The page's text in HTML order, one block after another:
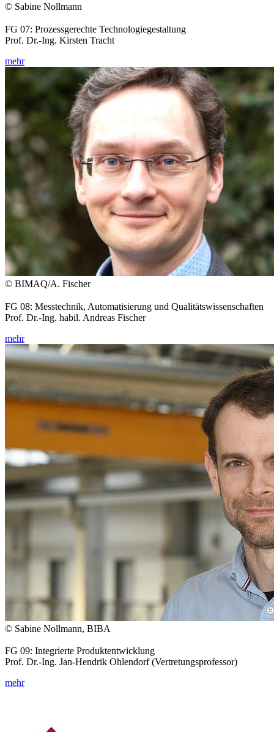
© Sabine Nollmann
FG 07: Prozessgerechte Technologiegestaltung
Prof. Dr.-Ing. Kirsten Tracht
mehr
© BIMAQ/A. Fischer
FG 08: Messtechnik, Automatisierung und Qualitätswissenschaften
Prof. Dr.-Ing. habil. Andreas Fischer
mehr
© Sabine Nollmann, BIBA
FG 09: Integrierte Produktentwicklung
Prof. Dr.-Ing. Jan-Hendrik Ohlendorf (Vertretungsprofessor)
mehr